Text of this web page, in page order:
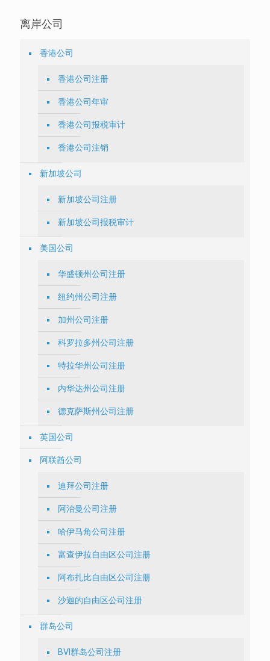
离岸公司
香港公司
香港公司注册
香港公司年审
香港公司报税审计
香港公司注销
新加坡公司
新加坡公司注册
新加坡公司报税审计
美国公司
华盛顿州公司注册
纽约州公司注册
加州公司注册
科罗拉多州公司注册
特拉华州公司注册
内华达州公司注册
德克萨斯州公司注册
英国公司
阿联酋公司
迪拜公司注册
阿治曼公司注册
哈伊马角公司注册
富查伊拉自由区公司注册
阿布扎比自由区公司注册
沙迦的自由区公司注册
群岛公司
BVI群岛公司注册